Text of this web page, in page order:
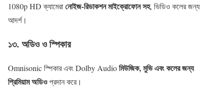
1080p HD ক্যামেরানোইজ-রিডাকশন মাইক্রোফোন সহ, ভিডিও কলের জন্য
আদর্শ।
১৩. অডিও ও স্পিকার
Omnisonic স্পিকার এবং Dolby Audioমিউজিক, মুভি এবং কলের জন্য
প্রিমিয়াম অডিওপ্রদান করে।